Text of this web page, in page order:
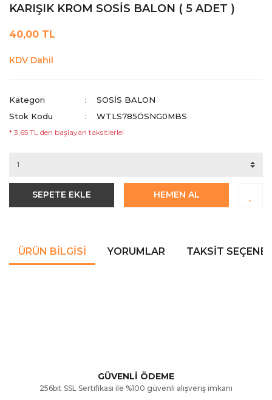
KARIŞIK KROM SOSİS BALON ( 5 ADET )
40,00 TL
KDV Dahil
Kategori
SOSIS BALON
Stok Kodu
WTLS785ÖSNG0MBS
* 3,65 TL den başlayan taksitlerle!
SEPETE EKLE HEMEN AL
ÜRÜN BILGISI YORUMLAR TAKSIT
Ürün resmi kalitesiz, bozuk veya görüntülenemiyor.
GÜVENLİ ÖDEME
256bit SSL Sertifikası ile %100 güvenli alışveriş imkanı